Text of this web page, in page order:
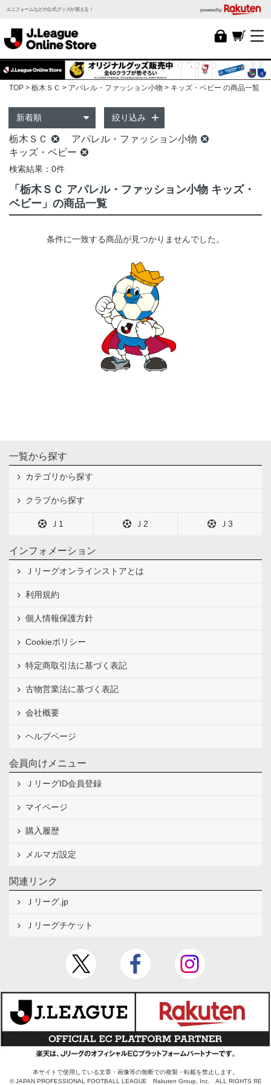
ユニフォームなどの公式グッズが買える！ powered by
TOP 栃木ＳＣ アパレル・ファッション小物 キッズ・ベビー の商品一覧
絞り込み
栃木ＳＣ
アパレル・ファッション小物
キッズ・ベビー
検索結果：0件
「栃木ＳＣ アパレル・ファッション小物 キッズ・
ベビー」の商品一覧
条件に一致する商品が見つかりませんでした。
一覧から探す
カテゴリから探す
クラブから探す
Ｊ1 Ｊ2 Ｊ3
インフォメーション
Ｊリーグオンラインストアとは
利用規約
個人情報保護方針
Cookieポリシー
特定商取引法に基づく表記
古物営業法に基づく表記
会社概要
ヘルプページ
会員向けメニュー
ＪリーグID会員登録
マイページ
購入履歴
メルマガ設定
関連リンク
Ｊリーグ.jp
Ｊリーグチケット
本サイトで使用している文章・画像等の無断での複製・転載を禁止します。
© JAPAN PROFESSIONAL FOOTBALL LEAGUE Rakuten Group, Inc. ALL RIGHTS RE